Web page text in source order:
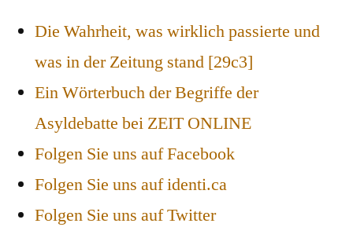
Die Wahrheit, was wirklich passierte und
was in der Zeitung stand [29c3]
Ein Wörterbuch der Begriffe der
Asyldebatte bei ZEIT ONLINE
Folgen Sie uns auf Facebook
Folgen Sie uns auf identi.ca
Folgen Sie uns auf Twitter